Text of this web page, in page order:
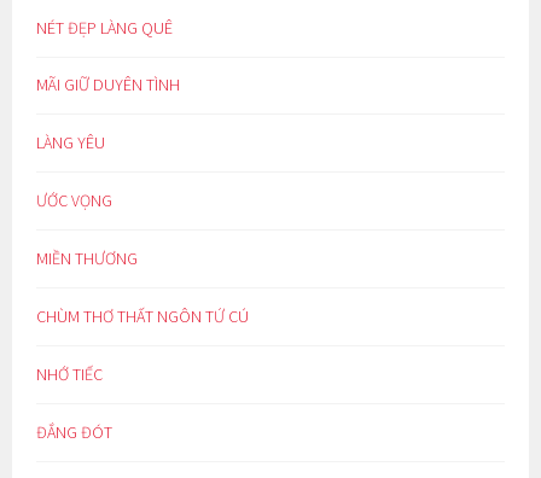
NÉT ĐẸP LÀNG QUÊ
MÃI GIỮ DUYÊN TÌNH
LÀNG YÊU
ƯỚC VỌNG
MIỀN THƯƠNG
CHÙM THƠ THẤT NGÔN TỨ CÚ
NHỚ TIẾC
ĐẮNG ĐÓT